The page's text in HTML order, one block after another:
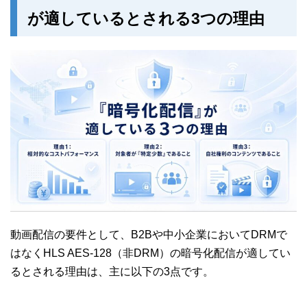
が適しているとされる3つの理由
動画配信の要件として、B2Bや中小企業においてDRMで
はなくHLS AES-128（非DRM）の暗号化配信が適してい
るとされる理由は、主に以下の3点です。